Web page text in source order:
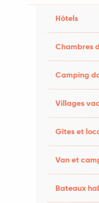
Hôtels
Chambres
Camping
Villages
Gîtes et
Van et
Bateaux
Réservable
Réservable